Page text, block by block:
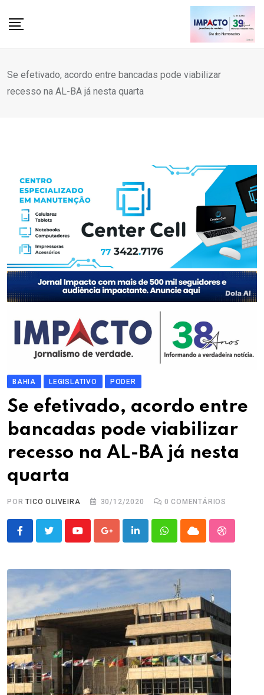
Se efetivado, acordo entre bancadas pode viabilizar
recesso na AL-BA já nesta quarta
BAHIA LEGISLATIVO PODER
Se efetivado, acordo entre
bancadas pode viabilizar
recesso na AL-BA já nesta
quarta
PORTICO OLIVEIRA 30/12/2020 0 COMENTÁRIOS
YoutubeGoogle+LinkedInWhatsappCloud